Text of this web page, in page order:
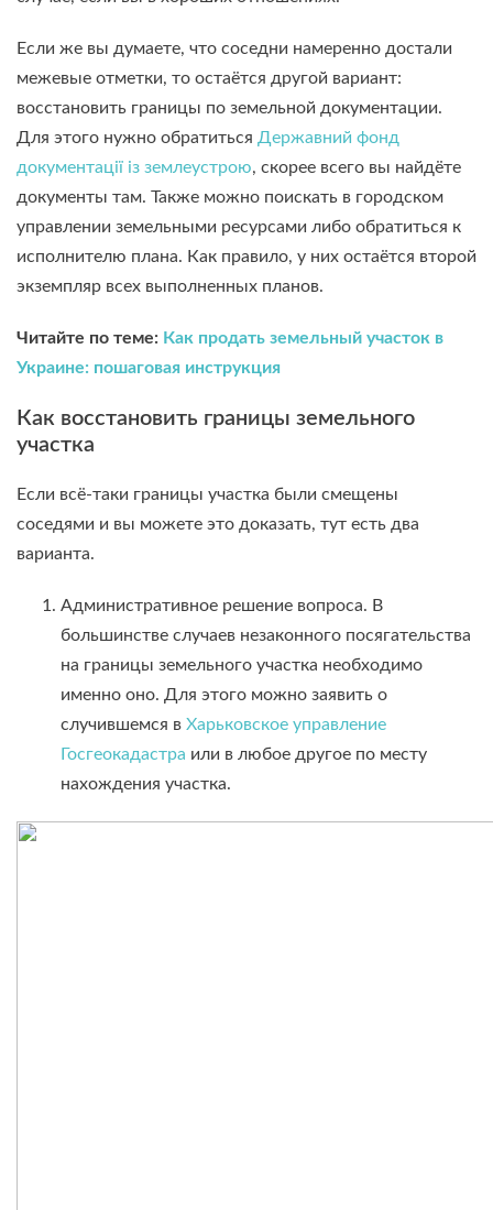
Если же вы думаете, что соседни намеренно достали
межевые отметки, то остаётся другой вариант:
восстановить границы по земельной документации.
Для этого нужно обратиться Державний фонд
документації із землеустрою, скорее всего вы найдёте
документы там. Также можно поискать в городском
управлении земельными ресурсами либо обратиться к
исполнителю плана. Как правило, у них остаётся второй
экземпляр всех выполненных планов.
Читайте по теме: Как продать земельный участок в
Украине: пошаговая инструкция
Как восстановить границы земельного
участка
Если всё-таки границы участка были смещены
соседями и вы можете это доказать, тут есть два
варианта.
Административное решение вопроса. В
большинстве случаев незаконного посягательства
на границы земельного участка необходимо
именно оно. Для этого можно заявить о
случившемся в Харьковское управление
Госгеокадастра или в любое другое по месту
нахождения участка.